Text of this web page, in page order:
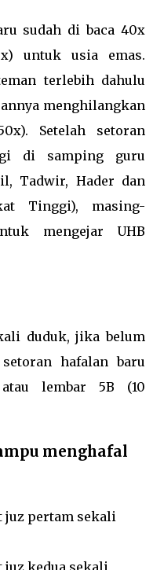
sudah di baca 40x
untuk usia emas.
terlebih dahulu
menghilangkan
Setelah setoran
di samping guru
Tadwir, Hader dan
Tinggi), masing-
mengejar UHB
duduk, jika belum
hafalan baru
lembar 5B (10
menghafal
juz pertam sekali